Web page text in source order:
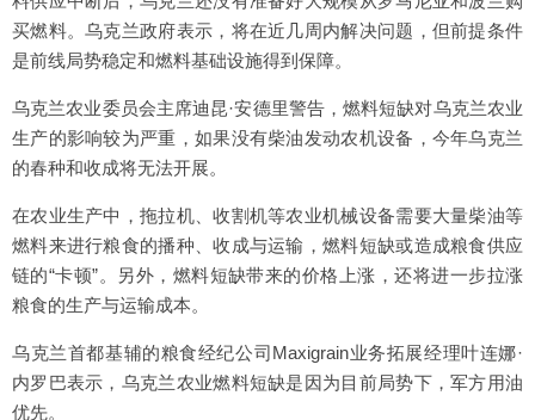
买燃料。乌克兰政府表示，将在近几周内解决问题，但前提条件
是前线局势稳定和燃料基础设施得到保障。
乌克兰农业委员会主席迪昆·安德里警告，燃料短缺对乌克兰农业
生产的影响较为严重，如果没有柴油发动农机设备，今年乌克兰
的春种和收成将无法开展。
在农业生产中，拖拉机、收割机等农业机械设备需要大量柴油等
燃料来进行粮食的播种、收成与运输，燃料短缺或造成粮食供应
链的“卡顿”。另外，燃料短缺带来的价格上涨，还将进一步拉涨
粮食的生产与运输成本。
乌克兰首都基辅的粮食经纪公司Maxigrain业务拓展经理叶连娜·
内罗巴表示，乌克兰农业燃料短缺是因为目前局势下，军方用油
优先。